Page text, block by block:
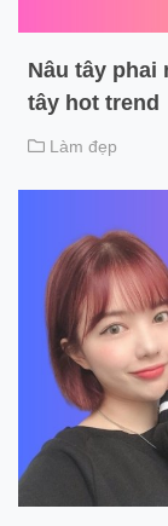
Nâu tây phai
tây hot trend
Làm đẹp